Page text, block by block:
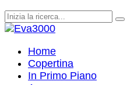
Home
Copertina
In Primo Piano